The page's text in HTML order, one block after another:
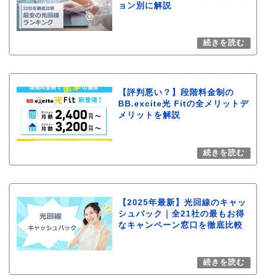
ョン別に解説
【評判悪い？】段階料金制の
BB.excite光 Fitの全メリットデ
メリットを解説
【2025年最新】光回線のキャッ
シュバック｜全21社の最もお得
なキャンペーン窓口を徹底比較